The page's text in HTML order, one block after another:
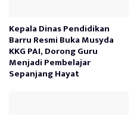
Kepala Dinas Pendidikan
Barru Resmi Buka Musyda
KKG PAI, Dorong Guru
Menjadi Pembelajar
Sepanjang Hayat